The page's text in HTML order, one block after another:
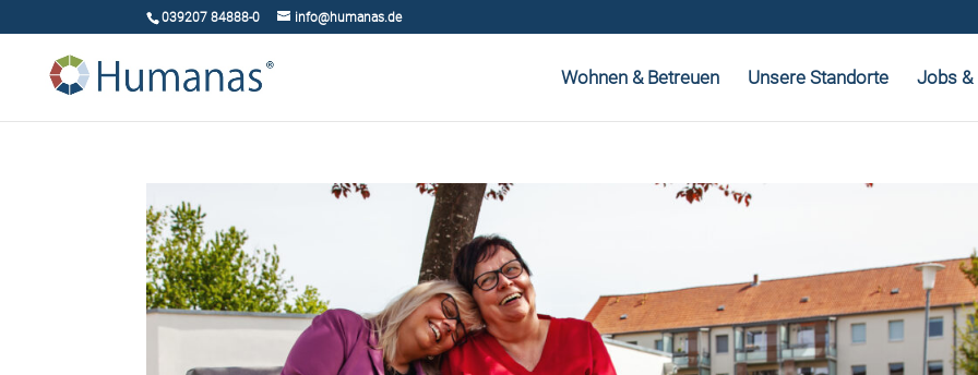
039207 84888-0 info@humanas.de
Wohnen & Betreuen Unsere Standorte Jobs &